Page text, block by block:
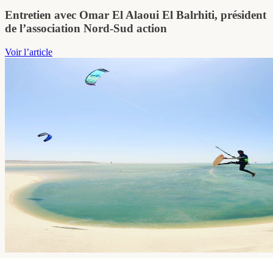
Entretien avec Omar El Alaoui El Balrhiti, président
de l’association Nord-Sud action
Voir l’article